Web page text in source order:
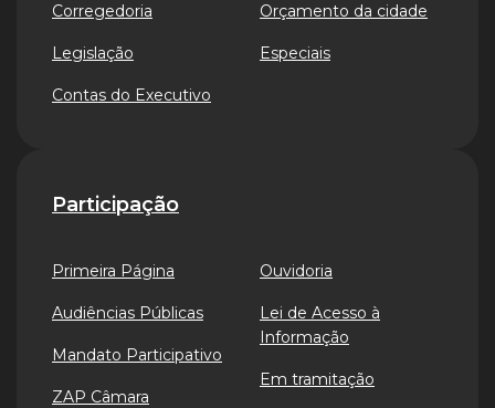
Corregedoria
Legislação
Contas do Executivo
Orçamento da cidade
Especiais
Participação
Primeira Página
Audiências Públicas
Mandato Participativo
ZAP Câmara
Ouvidoria
Lei de Acesso à
Informação
Em tramitação